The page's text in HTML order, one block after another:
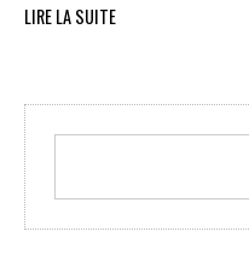
LIRE LA SUITE